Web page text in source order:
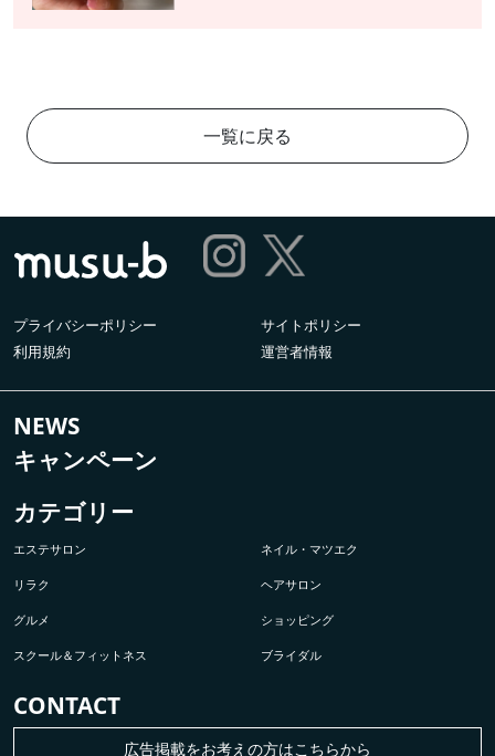
一覧に戻る
プライバシーポリシー
サイトポリシー
利用規約
運営者情報
NEWS
キャンペーン
カテゴリー
エステサロン ネイル・マツエク
リラク ヘアサロン
グルメ ショッピング
スクール＆フィットネス ブライダル
CONTACT
広告掲載をお考えの方はこちらから